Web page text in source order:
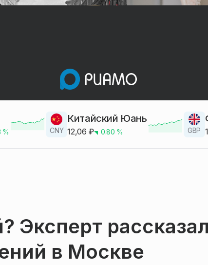
% CNY
Китайский Юань
12,06 ₽ 0.80 % GBP
Эксперт рассказал
в Москве